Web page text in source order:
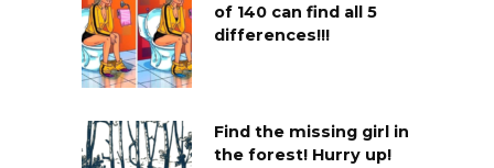
of 140 can find all 5
differences!!!
Find the missing girl in
the forest! Hurry up!